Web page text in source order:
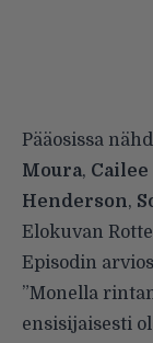
Pääosissa
Moura, Cailee
Henderson,
Elokuvan
Episodin
”Monella
ensisijaisesti